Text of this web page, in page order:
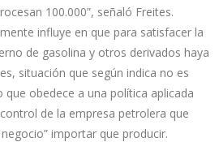
100.000”, señaló Freites.
influye en que para satisfacer la
de gasolina y otros derivados haya
situación que según indica no es
que obedece a una política aplicada
de la empresa petrolera que
importar que producir.